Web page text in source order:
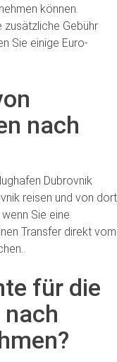
können.
zusätzliche Gebühr
Sie einige Euro-
nach
Dubrovnik
reisen und von dort
Sie eine
Transfer direkt vom
für die